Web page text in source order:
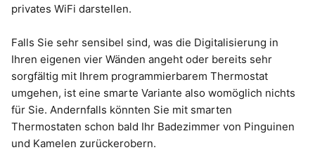
privates WiFi darstellen.
Falls Sie sehr sensibel sind, was die Digitalisierung in
Ihren eigenen vier Wänden angeht oder bereits sehr
sorgfältig mit Ihrem programmierbarem Thermostat
umgehen, ist eine smarte Variante also womöglich nichts
für Sie. Andernfalls könnten Sie mit smarten
Thermostaten schon bald Ihr Badezimmer von Pinguinen
und Kamelen zurückerobern.